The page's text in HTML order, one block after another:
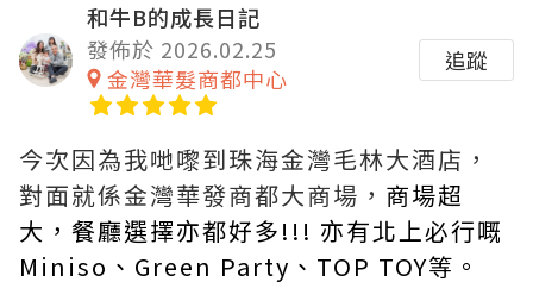
和牛B的成長日記
發佈於 2026.02.25
金灣華髮商都中心
追蹤
今次因為我哋嚟到珠海金灣毛林大酒店，
對面就係金灣華發商都大商場， 商場超
大，餐廳選擇亦都好多!!! 亦有北上必行嘅
Miniso、Green Party、TOP TOY等。